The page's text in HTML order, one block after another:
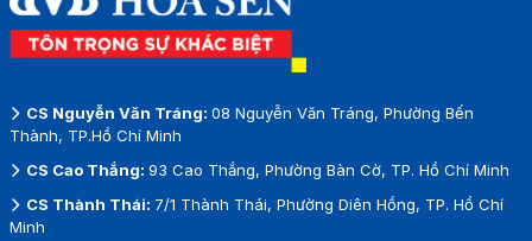
CS Nguyễn Văn Tráng: 08 Nguyễn Văn Tráng, Phường Bến
Thành, TP.Hồ Chí Minh
CS Cao Thắng: 93 Cao Thắng, Phường Bàn Cờ, TP. Hồ Chí Minh
CS Thành Thái: 7/1 Thành Thái, Phường Diên Hồng, TP. Hồ Chí
Minh